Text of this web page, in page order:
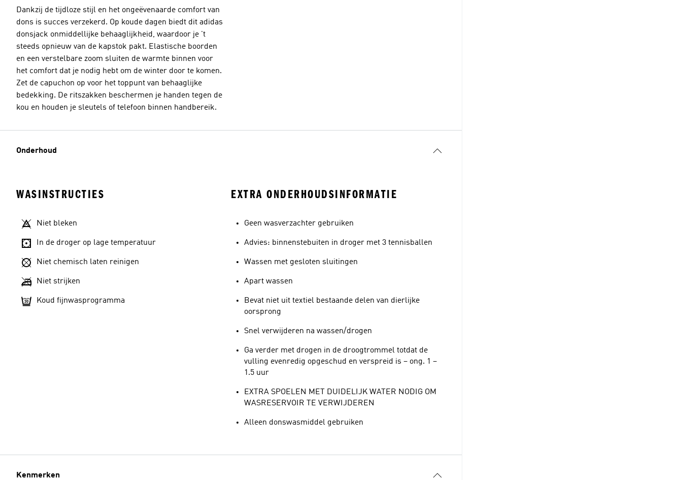
Dankzij de tijdloze stijl en het ongeëvenaarde comfort van
dons is succes verzekerd. Op koude dagen biedt dit adidas
donsjack onmiddellijke behaaglijkheid, waardoor je 't
steeds opnieuw van de kapstok pakt. Elastische boorden
en een verstelbare zoom sluiten de warmte binnen voor
het comfort dat je nodig hebt om de winter door te komen.
Zet de capuchon op voor het toppunt van behaaglijke
bedekking. De ritszakken beschermen je handen tegen de
kou en houden je sleutels of telefoon binnen handbereik.
Onderhoud
WASINSTRUCTIES
Niet bleken
In de droger op lage temperatuur
Niet chemisch laten reinigen
Niet strijken
Koud fijnwasprogramma
EXTRA ONDERHOUDSINFORMATIE
Geen wasverzachter gebruiken
Advies: binnenstebuiten in droger met 3 tennisballen
Wassen met gesloten sluitingen
Apart wassen
Bevat niet uit textiel bestaande delen van dierlijke
oorsprong
Snel verwijderen na wassen/drogen
Ga verder met drogen in de droogtrommel totdat de
vulling evenredig opgeschud en verspreid is – ong. 1 –
1.5 uur
EXTRA SPOELEN MET DUIDELIJK WATER NODIG OM
WASRESERVOIR TE VERWIJDEREN
Alleen donswasmiddel gebruiken
Kenmerken